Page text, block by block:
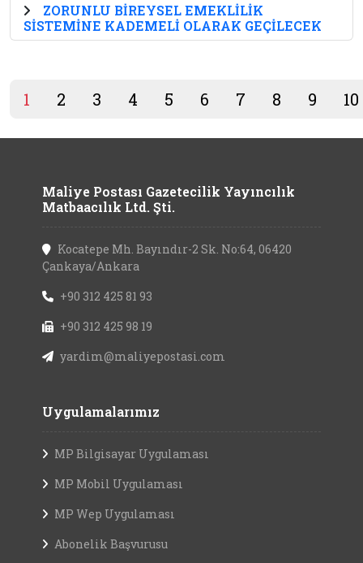
ZORUNLU BİREYSEL EMEKLİLİK
SİSTEMİNE KADEMELİ OLARAK GEÇİLECEK
1 2 3 4 5 6 7 8 9 10
Maliye Postası Gazetecilik Yayıncılık
Matbaacılık Ltd. Şti.
Kocatepe Mh. Bayındır-2 Sk. No:64, 06420
Çankaya/Ankara
+90 312 425 81 93
+90 312 425 98 19
yardim@maliyepostasi.com
Uygulamalarımız
MP Bilgisayar Uygulaması
MP Mobil Uygulaması
MP Wep Uygulaması
Abonelik Başvurusu